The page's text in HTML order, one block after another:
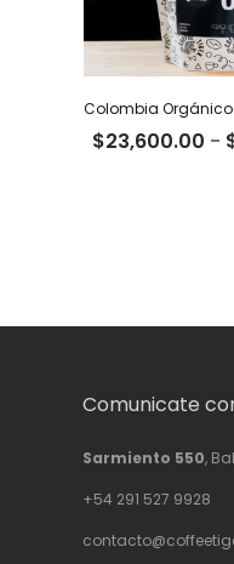
$23,600.00 -
Comunicate
Sarmiento 550,
+54 291 527 9928